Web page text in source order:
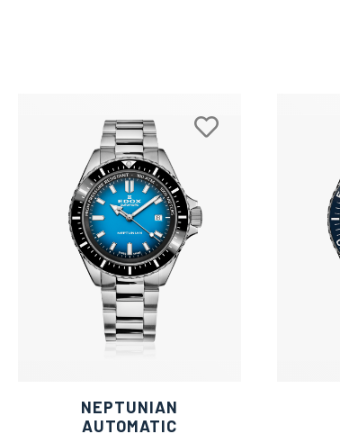
NEPTUNIAN
AUTOMATIC